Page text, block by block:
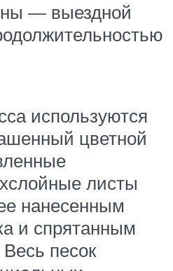
— выездной
используются
цветной
листы
нанесенным
и спрятанным
песок